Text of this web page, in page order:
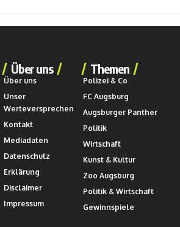
Über uns
Über uns
Unser
Werteversprechen
Kontakt
Mediadaten
Datenschutz
Erklärung
Disclaimer
Impressum
Themen
Polizei & Co
FC Augsburg
Augsburger Panther
Politik
Wirtschaft
Kunst & Kultur
Zoo Augsburg
Politik & Wirtschaft
Gewinnspiele